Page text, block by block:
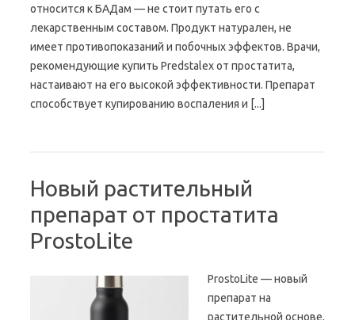
относится к БАДам — не стоит путать его с
лекарственным составом. Продукт натурален, не
имеет противопоказаний и побочных эффектов. Врачи,
рекомендующие купить Predstalex от простатита,
настаивают на его высокой эффективности. Препарат
способствует купированию воспаления и [...]
Новый растительный
препарат от простатита
ProstoLite
ProstoLite — новый
препарат на
растительной основе,